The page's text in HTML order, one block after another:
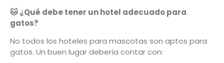
🐱¿Qué debe tener un hotel adecuado para
gatos?
No todos los hoteles para mascotas son aptos para
gatos. Un buen lugar debería contar con: